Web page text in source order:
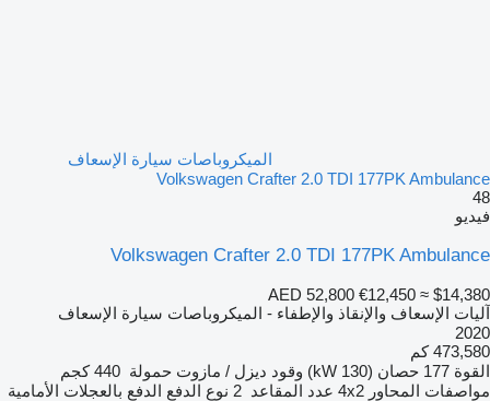
الميكروباصات سيارة الإسعاف
Volkswagen Crafter 2.0 TDI 177PK Ambulance
48
فيديو
Volkswagen Crafter 2.0 TDI 177PK Ambulance
AED 52,800 €12,450 ≈ $14,380
آليات الإسعاف والإنقاذ والإطفاء - الميكروباصات سيارة الإسعاف
2020
473,580 كم
القوة 177 حصان (130 kW) وقود ديزل / مازوت حمولة 440 كجم
مواصفات المحاور 4x2 عدد المقاعد 2 نوع الدفع الدفع بالعجلات الأمامية